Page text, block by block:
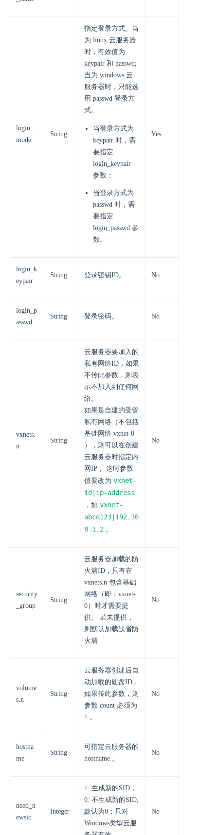
login_
mode
String
指定登录方式。当
为 linux 云服务器
时，有效值为
keypair 和 passwd;
当为 windows 云
服务器时，只能选
用 passwd 登录方
式。
当登录方式为
keypair 时，需
要指定
login_keypair
参数；
当登录方式为
passwd 时，需
要指定
login_passwd 参
数。
Yes
login_k
eypair
String 登录密钥ID。 No
login_p
asswd
String 登录密码。 No
vxnets.
n
String
云服务器要加入的
私有网络ID，如果
不传此参数，则表
示不加入到任何网
络。
如果是自建的受管
私有网络（不包括
基础网络 vxnet-0
），则可以在创建
云服务器时指定内
网IP， 这时参数
值要改为 vxnet-
id|ip-address
，如 vxnet-
abcd123|192.16
8.1.2 。
No
security
_group
String
云服务器加载的防
火墙ID，只有在
vxnets.n 包含基础
网络（即：vxnet-
0）时才需要提
供。 若未提供，
则默认加载缺省防
火墙
No
volume
s.n
String
云服务器创建后自
动加载的硬盘ID，
如果传此参数，则
参数 count 必须为
1 。
No
hostna
me
String
可指定云服务器的
hostname 。
No
need_n
ewsid
Integer
1: 生成新的SID，
0: 不生成新的SID,
默认为0；只对
Windows类型云服
No